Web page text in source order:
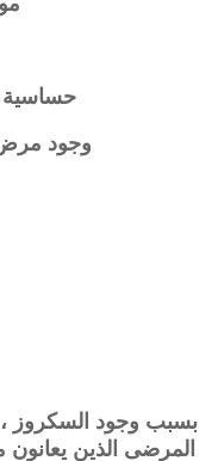
حساسية
وجود مرض
بسبب وجود السكروز
المرضى الذين